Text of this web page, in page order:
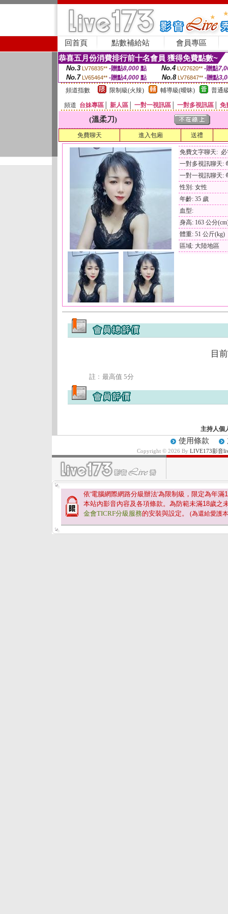
回首頁 點數補給站 會員專區
恭喜五月份消費排行前十名會員 獲得免費點數~
No.3 LV76835** -贈點8,000點 No.4 LV27620** -贈點
No.7 LV65464** -贈點4,000 點 No.8 LV76847** -贈點
頻道指數
限制級(火辣) 輔導級(曖昧) 普通
頻道 台妹專區 新人區 一對一視訊區 一對多視訊區 免
(溫柔刀)
免費聊天 進入包廂 送禮
免費文字聊天:
一對多視訊聊天:
一對一視訊聊天:
性別: 女性
年齡: 35 歲
血型:
身高: 163 公分
體重: 51 公斤(kg)
區域: 大陸地區
目
註﹕最高值 5分
主持人個
使用條款
Copyright © 2026 By LIVE173影音
依'電腦網際網路分級辦法'為限制級，限定為年滿
本站內影音內容及各項條款。為防範未滿18歲之
金會TICRF分級服務的安裝與設定。 (為還給愛護